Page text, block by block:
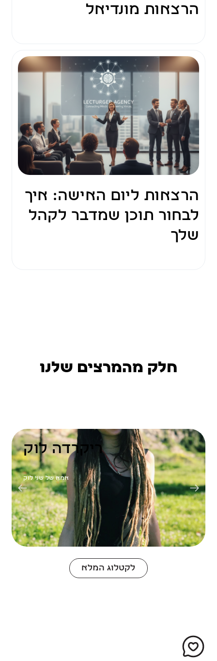
הרצאות מונדיאל
הרצאות ליום האישה: איך
לבחור תוכן שמדבר לקהל
שלך
חלק מהמרצים שלנו
ריקרדה לוק
אמא של שני לוק
לקטלוג המלא